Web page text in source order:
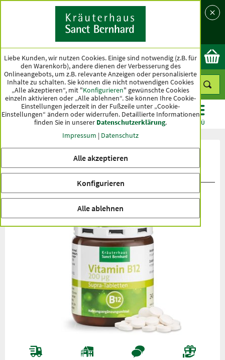
Land
Ok
KATEGORIEN ANGEBOTE TOPSELLER MENÜ
Produktbewertungen Vitamin-B12-
Supra-200 µg-Tabletten
Liebe Kunden, wir nutzen Cookies. Einige sind notwendig (z.B. für
den Warenkorb), andere dienen der Verbesserung des
Onlineangebots, um z.B. relevante Anzeigen oder personalisierte
Inhalte zu schalten. Sie können die nicht notwendigen Cookies
„Alle akzeptieren“, mit "Konfigurieren" gewünschte Cookies
einzeln aktivieren oder „Alle ablehnen“. Sie können Ihre Cookie-
Einstellungen jederzeit in der Fußzeile unter „Cookie-
Einstellungen“ ändern oder widerrufen. Detaillierte Informationen
finden Sie in unserer Datenschutzerklärung.
Impressum | Datenschutz
Alle akzeptieren
Konfigurieren
Alle ablehnen